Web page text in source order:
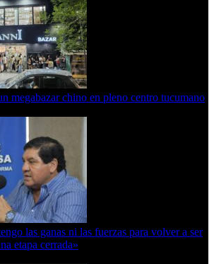
megabazar chino en pleno centro tucumano
las ganas ni las fuerzas para volver a ser
etapa cerrada»